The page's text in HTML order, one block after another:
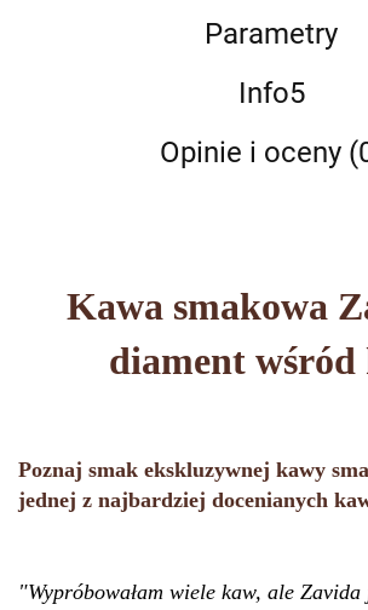
Parametry
Info5
Opinie i oceny
Kawa smakowa Z
diament wśród
Poznaj smak ekskluzywnej kawy
jednej z najbardziej docenianych
"Wypróbowałam wiele kaw, ale